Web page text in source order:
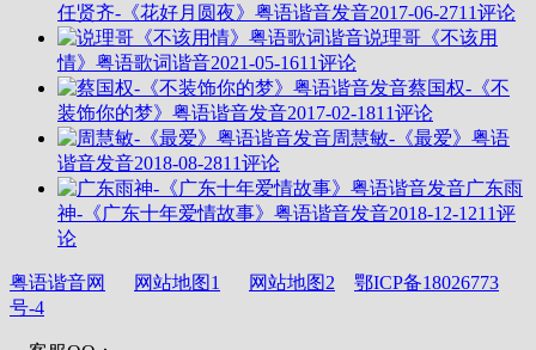
任贤齐-《花好月圆夜》粤语谐音发音2017-06-2711评论
说理哥《不该用
情》粤语歌词谐音2021-05-1611评论
蔡国权-《不
装饰你的梦》粤语谐音发音2017-02-1811评论
周慧敏-《最爱》粤语
谐音发音2018-08-2811评论
广东雨
神-《广东十年爱情故事》粤语谐音发音2018-12-1211评
论
粤语谐音网 网站地图1 网站地图2
鄂ICP备18026773
号-4